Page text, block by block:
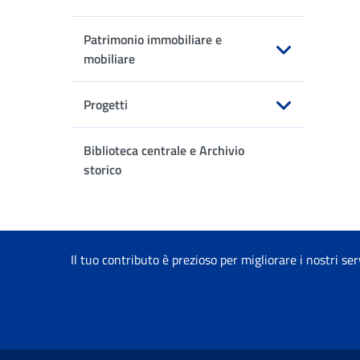
Apri sottomenu
Patrimonio immobiliare e
mobiliare
Apri sottomenu
Progetti
Apri sottomenu
Biblioteca centrale e Archivio
storico
Il tuo contributo è prezioso per migliorare i nostri